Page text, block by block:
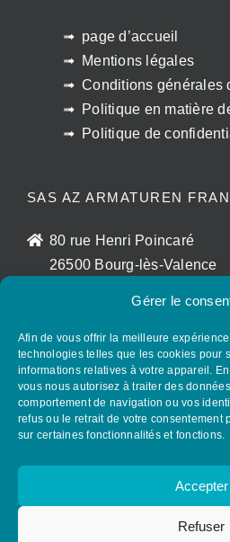
Gérer le
Afin de vous offrir la meilleure
technologies telles que les cookies pour
informations relatives à votre appareil.
vous nous autorisez à traiter des
comportement de navigation ou vos
refus ou le retrait de votre consentement
sur certaines fonctionnalités et fonctions.
Accepter
Refuser
page d’accueil
Mentions légales
Conditions générales
Politique en matière
Politique de
SAS AZ ARMATUREN
80 rue Henri Poincaré
26500 Bourg-lès-Valence
+33 (0)7 72 25 48 56
SUIVEZ AZ GROUP SUR
SOCIAUX